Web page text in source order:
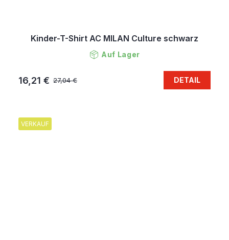
Kinder-T-Shirt AC MILAN Culture schwarz
Auf Lager
27,04 €
16,21 € DETAIL
VERKAUF